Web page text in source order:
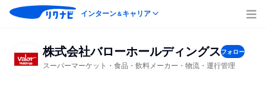
インターン＆キャリア
株式会社バローホールディングスフォロー
スーパーマーケット・食品・飲料メーカー・物流・運行管理